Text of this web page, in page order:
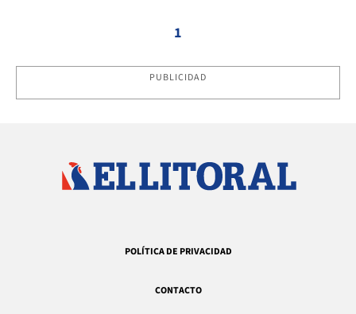
1
PUBLICIDAD
POLÍTICA DE PRIVACIDAD
CONTACTO